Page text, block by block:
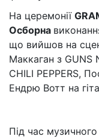
На церемонії
Осборна
що вийшов на
Маккаган з GUNS
CHILI PEPPERS,
Ендрю Вотт на
Під час